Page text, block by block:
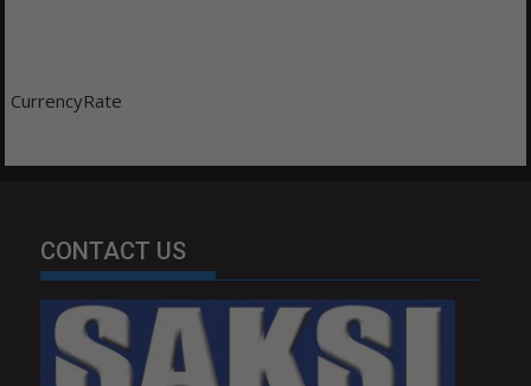
CurrencyRate
CONTACT US